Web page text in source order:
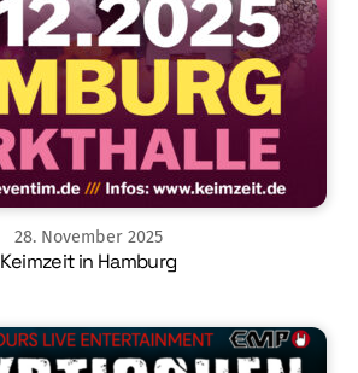
28. November 2025
Keimzeit in Hamburg